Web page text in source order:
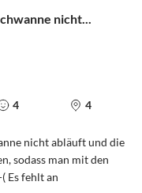
nicht...
4 4
nicht abläuft und die
sodass man mit den
Es fehlt an